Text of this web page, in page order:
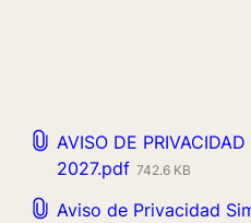
AVISO DE
2027.pdf 742.6 KB
Aviso de Privacidad